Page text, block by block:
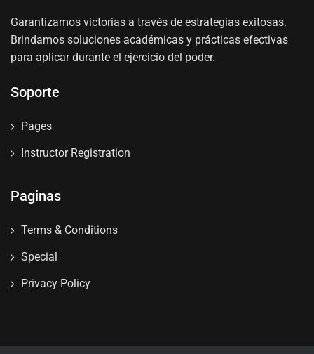
Garantizamos victorias a través de estrategias exitosas.
Brindamos soluciones académicas y prácticas efectivas
para aplicar durante el ejercicio del poder.
Soporte
Pages
Instructor Registration
Paginas
Terms & Conditions
Special
Privacy Policy